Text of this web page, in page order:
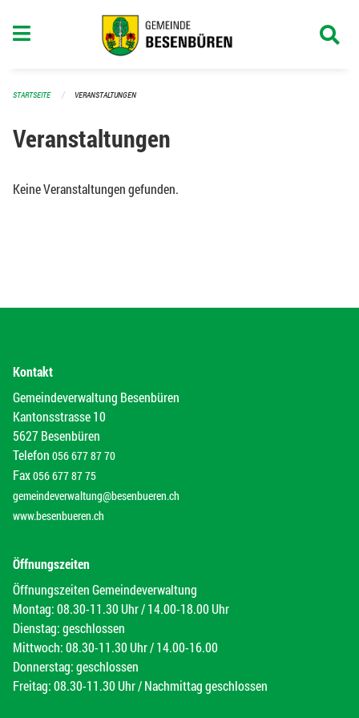
STARTSEITE VERANSTALTUNGEN
Veranstaltungen
Keine Veranstaltungen gefunden.
Kontakt
Gemeindeverwaltung Besenbüren
Kantonsstrasse 10
5627 Besenbüren
Telefon 056 677 87 70
Fax056 677 87 75
gemeindeverwaltung@besenbueren.ch
www.besenbueren.ch
Öffnungszeiten
Öffnungszeiten Gemeindeverwaltung
Montag: 08.30-11.30 Uhr / 14.00-18.00 Uhr
Dienstag: geschlossen
Mittwoch: 08.30-11.30 Uhr / 14.00-16.00
Donnerstag: geschlossen
Freitag: 08.30-11.30 Uhr / Nachmittag geschlossen